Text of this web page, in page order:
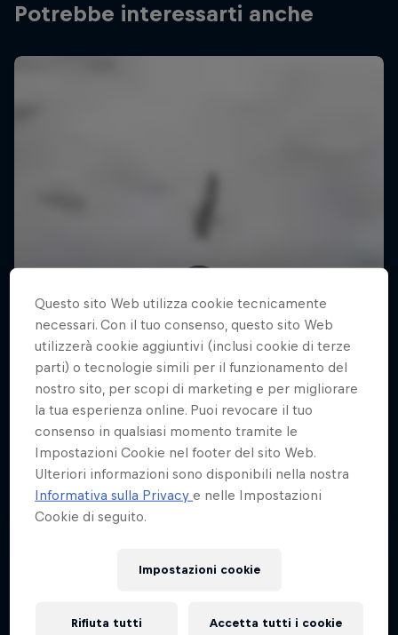
Potrebbe interessarti anche
Questo sito Web utilizza cookie tecnicamente
necessari. Con il tuo consenso, questo sito Web
utilizzerà cookie aggiuntivi (inclusi cookie di terze
parti) o tecnologie simili per il funzionamento del
nostro sito, per scopi di marketing e per migliorare
la tua esperienza online. Puoi revocare il tuo
consenso in qualsiasi momento tramite le
Impostazioni Cookie nel footer del sito Web.
Ulteriori informazioni sono disponibili nella nostra
Informativa sulla Privacye nelle Impostazioni
Cookie di seguito.
Impostazioni cookie
Rifiuta tutti Accetta tutti i cookie